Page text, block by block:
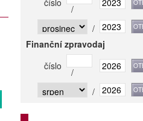
číslo
/
/
Finanční zpravodaj
číslo
/
/